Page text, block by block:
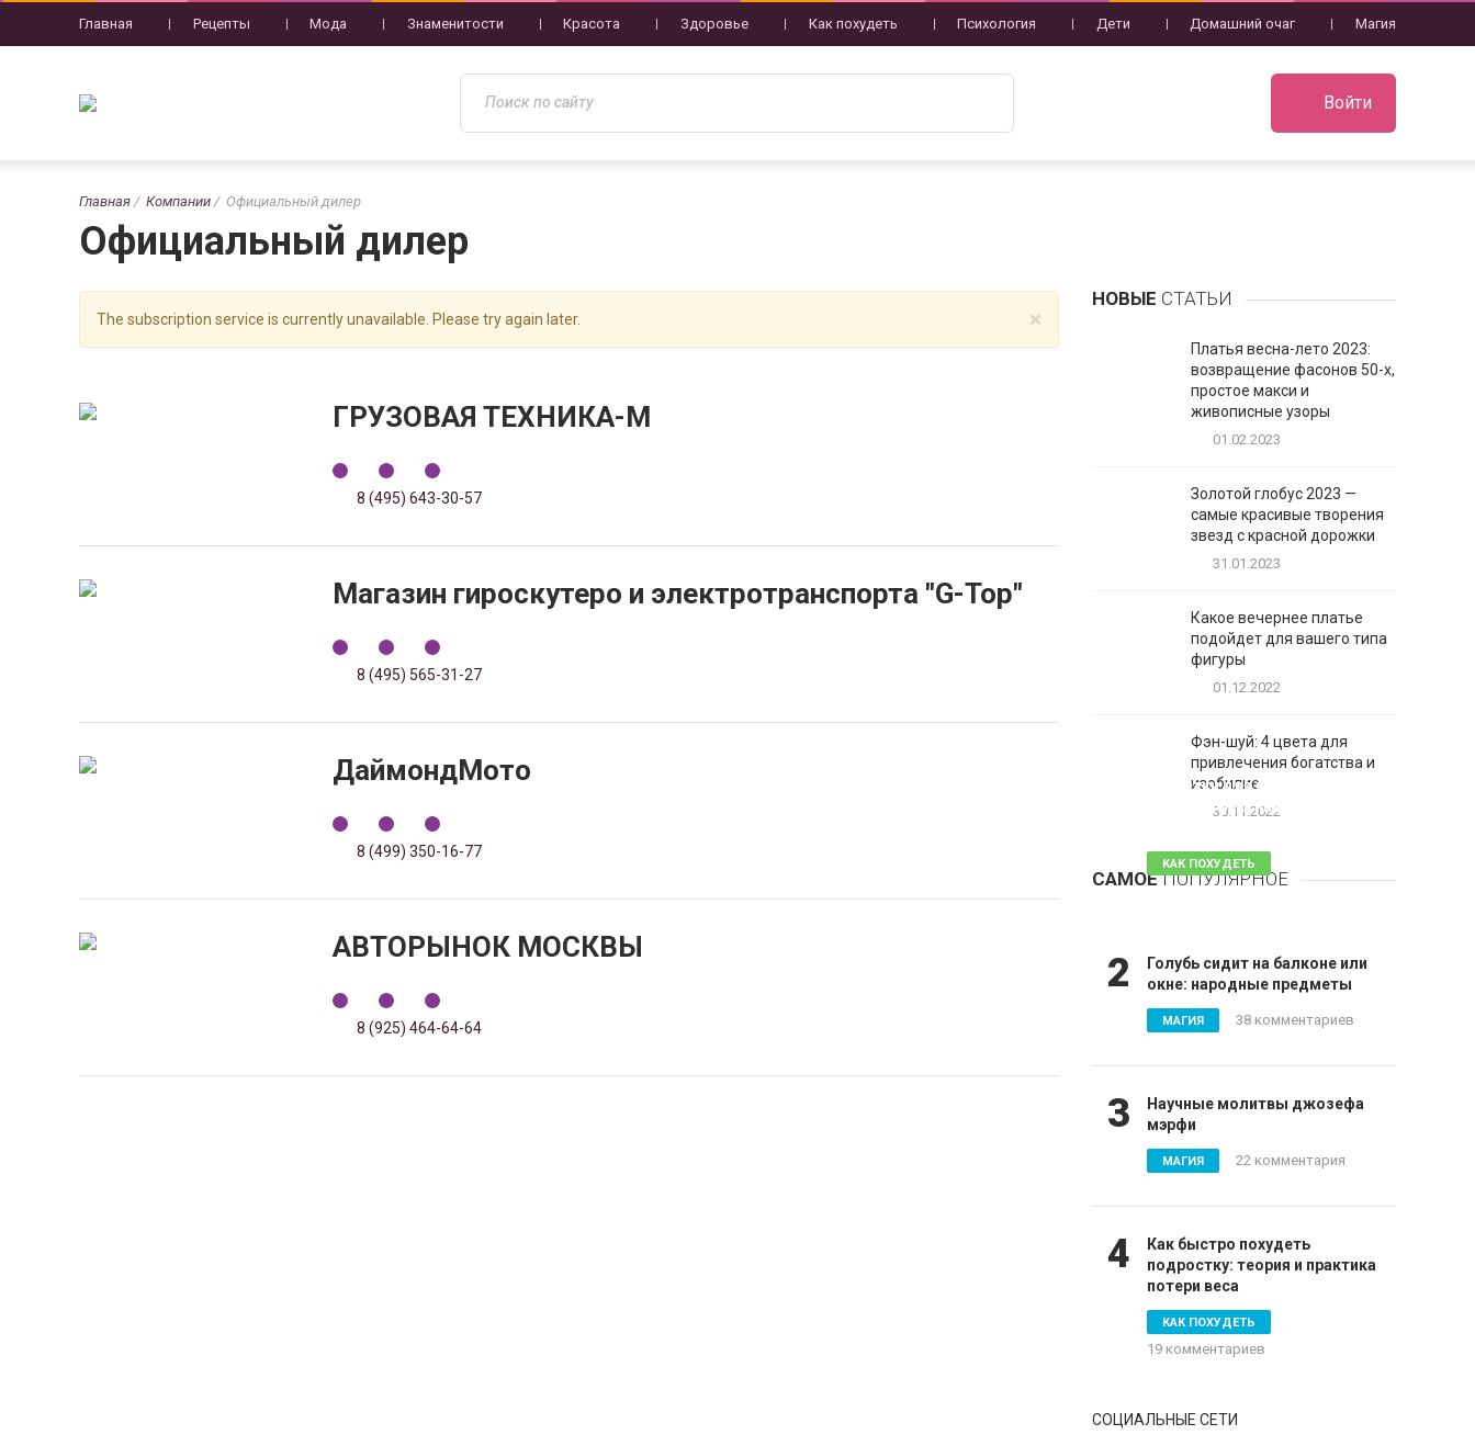
Главная Рецепты Мода Знаменитости Красота Здоровье Как похудеть Психология Дети Домашний очаг Магия
Войти
Главная Компании Официальный дилер
Официальный дилер
×
The subscription service is currently unavailable. Please try again later.
ГРУЗОВАЯ ТЕХНИКА-М
8 (495) 643-30-57
Магазин гироскутеро и электротранспорта "G-Top"
8 (495) 565-31-27
ДаймондМото
8 (499) 350-16-77
АВТОРЫНОК МОСКВЫ
8 (925) 464-64-64
НОВЫЕ СТАТЬИ
Платья весна-лето 2023:
возвращение фасонов 50-х,
простое макси и
живописные узоры
01.02.2023
Золотой глобус 2023 —
самые красивые творения
звезд с красной дорожки
31.01.2023
Какое вечернее платье
подойдет для вашего типа
фигуры
01.12.2022
Фэн-шуй: 4 цвета для
привлечения богатства и
изобилие
30.11.2022
САМОЕПОПУЛЯРНОЕ
Таблетки для похудения -
обзор эффективных и
КАК ПОХУДЕТЬ
81 комментарий
2
Голубь сидит на балконе или
окне: народные предметы
МАГИЯ 38 комментариев
3
Научные молитвы джозефа
мэрфи
МАГИЯ 22 комментария
4
Как быстро похудеть
подростку: теория и практика
потери веса
КАК ПОХУДЕТЬ
19 комментариев
СОЦИАЛЬНЫЕ СЕТИ